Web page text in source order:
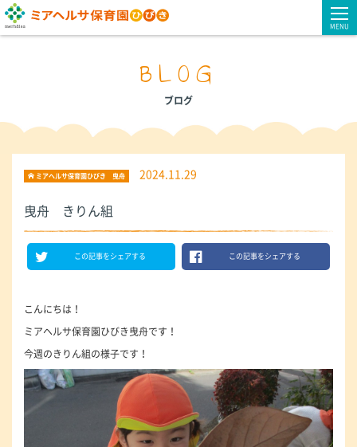
MENU
BLOG
ブログ
ミアヘルサ保育園ひびき 曳舟 2024.11.29
曳舟 きりん組
この記事をシェアする この記事をシェアする
こんにちは！
ミアヘルサ保育園ひびき曳舟です！
今週のきりん組の様子です！